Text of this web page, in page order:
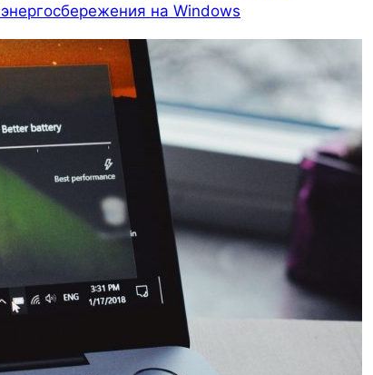
на Windows